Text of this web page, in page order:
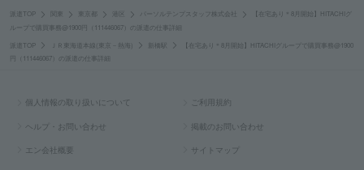
派遣TOP 東京都 港区 パーソルテンプスタッフ株式会社
【在宅あり＊8月開始】HITACHIグ
ループで購買事務@1900円（111446067）の派遣の仕事詳細
派遣TOP ＪＲ東海道本線(東京－熱海) 新橋駅
【在宅あり＊8月開始】HITACHIグループで購買事務@1900
円（111446067）の派遣の仕事詳細
個人情報の取り扱いについて ご利用規約
ヘルプ・お問い合わせ 掲載のお問い合わせ
エン会社概要 サイトマップ